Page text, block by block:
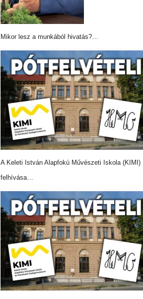
Mikor lesz a munkából hivatás?…
A Keleti István Alapfokú Művészeti Iskola (KIMI)
felhívása…